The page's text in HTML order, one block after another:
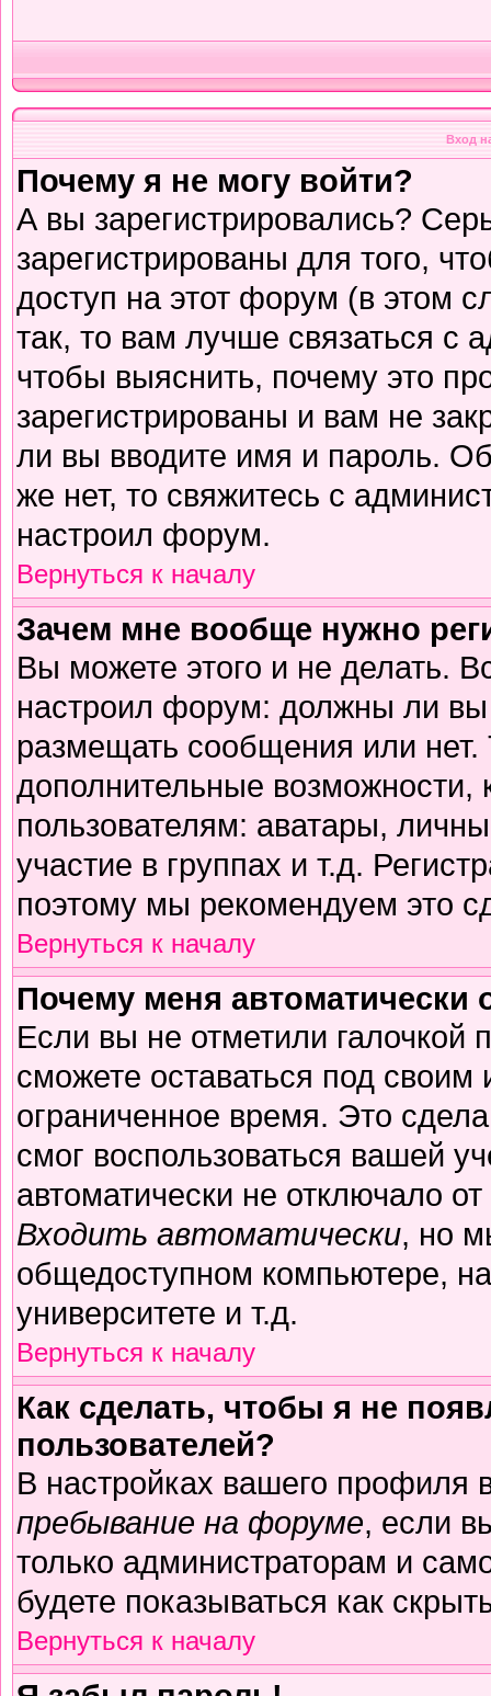
Вход
Почему я не могу войти?
А вы зарегистрировались?
зарегистрированы для того,
доступ на этот форум (в этом
так, то вам лучше связаться с
чтобы выяснить, почему это
зарегистрированы и вам не
ли вы вводите имя и пароль.
же нет, то свяжитесь с
настроил форум.
Вернуться к началу
Зачем мне вообще нужно
Вы можете этого и не делать.
настроил форум: должны ли вы
размещать сообщения или
дополнительные
пользователям: аватары,
участие в группах и т.д.
поэтому мы рекомендуем это
Вернуться к началу
Почему меня автоматически
Если вы не отметили галочкой
сможете оставаться под
ограниченное время. Это
смог воспользоваться вашей
автоматически не отключало
Входить автоматически, но
общедоступном компьютере,
университете и т.д.
Вернуться к началу
Как сделать, чтобы я не
пользователей?
В настройках вашего
пребывание на форуме, если
только администраторам и
будете показываться как
Вернуться к началу